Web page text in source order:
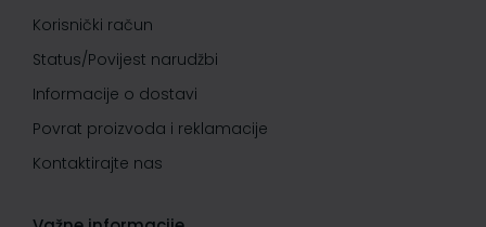
Korisnički račun
Status/Povijest narudžbi
Informacije o dostavi
Povrat proizvoda i reklamacije
Kontaktirajte nas